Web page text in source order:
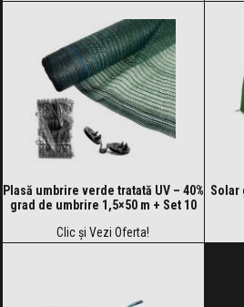
Plasă umbrire verde tratată UV – 40%
grad de umbrire 1,5×50 m + Set 10
Clic și Vezi Oferta!
Solar